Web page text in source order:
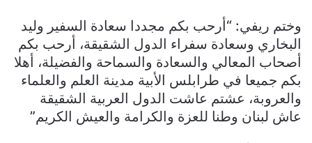
وختم ريفي: “أرحب بكم مجددا سعادة السفير وليد
البخاري وسعادة سفراء الدول الشقيقة، أرحب بكم
أصحاب المعالي والسعادة والسماحة والفضيلة، أهلا
بكم جميعا في طرابلس الأبية مدينة العلم والعلماء
والعروبة، عشتم عاشت الدول العربية الشقيقة
عاش لبنان وطنا للعزة والكرامة والعيش الكريم”